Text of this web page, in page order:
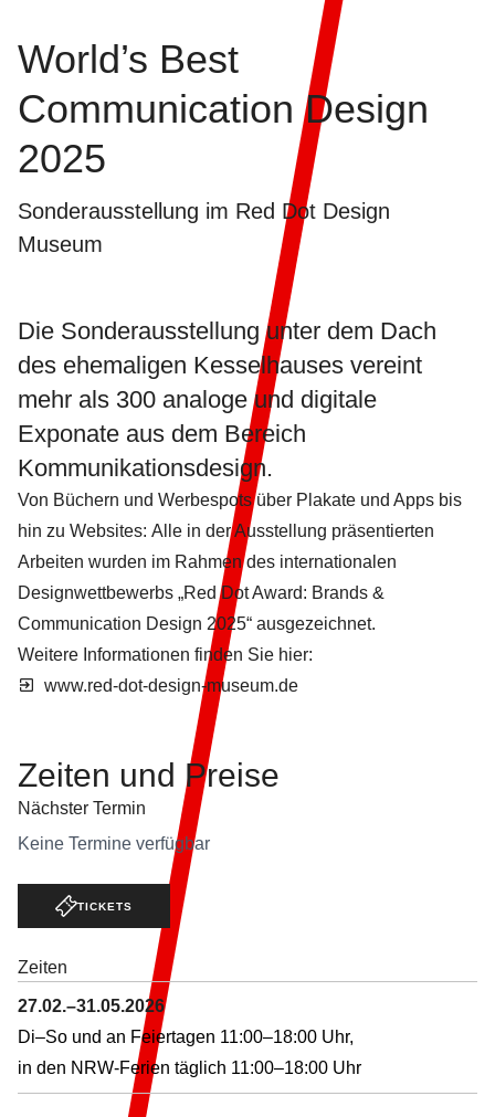
World’s Best
Communication Design
2025
Sonderausstellung im Red Dot Design
Museum
Die Sonderausstellung unter dem Dach
des ehemaligen Kesselhauses vereint
mehr als 300 analoge und digitale
Exponate aus dem Bereich
Kommunikationsdesign.
Von Büchern und Werbespots über Plakate und Apps bis
hin zu Websites: Alle in der Ausstellung präsentierten
Arbeiten wurden im Rahmen des internationalen
Designwettbewerbs „Red Dot Award: Brands &
Communication Design 2025“ ausgezeichnet.
Weitere Informationen finden Sie hier:
www.red-dot-design-museum.de
Zeiten und Preise
Nächster Termin
Keine Termine verfügbar
TICKETS
Zeiten
27.02.–31.05.2026
Di–So und an Feiertagen 11:00–18:00 Uhr,
in den NRW-Ferien täglich 11:00–18:00 Uhr